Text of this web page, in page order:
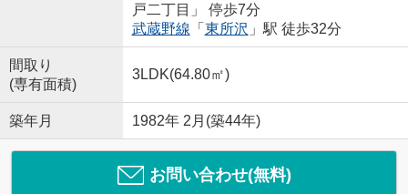
戸二丁目」 停歩7分
武蔵野線 「 東所沢 」駅 徒歩32分
間取り
(専有面積)
3LDK(64.80㎡)
築年月 1982年 2月(築44年)
お問い合わせ(無料)